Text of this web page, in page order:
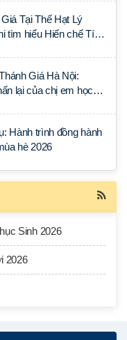
Tại Thế Hạt Lý
tìm hiểu Hiến chế Tín
Giá Hà Nội:
lại của chị em học
Hành trình đồng hành
hè 2026
Sinh 2026
2026